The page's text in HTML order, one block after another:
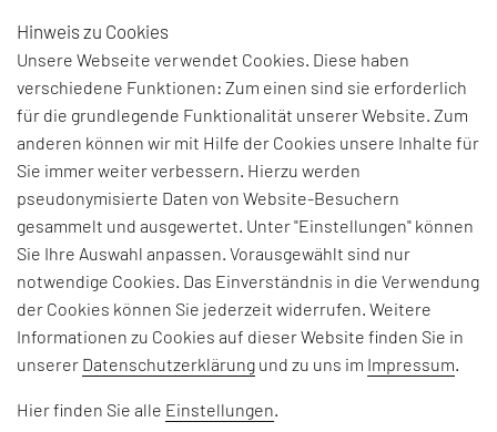
THEMEN & NEWS
Beiträge und Interviews zu aktuellen Fach-, Technologie-
und Branchenherausforderungen, Informationen zu
unseren Beratungsangeboten, Seminaren und Events
sowie Unternehmensthemen:
Hier erfahren Sie, was EFESO bewegt.
Hinweis zu Cookies
Unsere Webseite verwendet Cookies. Diese haben
verschiedene Funktionen: Zum einen sind sie erforderlich
für die grundlegende Funktionalität unserer Website. Zum
anderen können wir mit Hilfe der Cookies unsere Inhalte für
Sie immer weiter verbessern. Hierzu werden
pseudonymisierte Daten von Website-Besuchern
gesammelt und ausgewertet. Unter "Einstellungen" können
Sie Ihre Auswahl anpassen. Vorausgewählt sind nur
notwendige Cookies. Das Einverständnis in die Verwendung
der Cookies können Sie jederzeit widerrufen. Weitere
Informationen zu Cookies auf dieser Website finden Sie in
unserer Datenschutzerklärung und zu uns im Impressum.
Hier finden Sie alle Einstellungen.